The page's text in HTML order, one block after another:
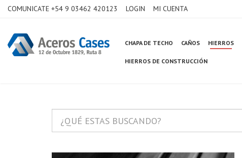
COMUNICATE +54 9 03462 420123 LOGIN MI CUENTA
CHAPA DE TECHO CAÑOS HIERROS
HIERROS DE CONSTRUCCIÓN